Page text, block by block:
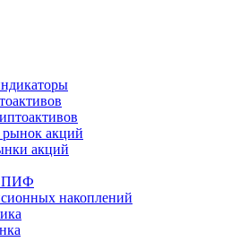
акций
акций
ПИФ
накоплений